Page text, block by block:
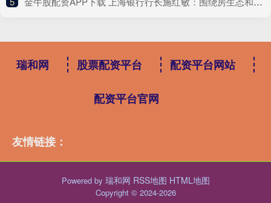
瑞和网 股票配资平台 配资平台网站
配资平台官网
友情链接：
Powered by 瑞和网 RSS地图 HTML地图
Copyright © 2024-2026